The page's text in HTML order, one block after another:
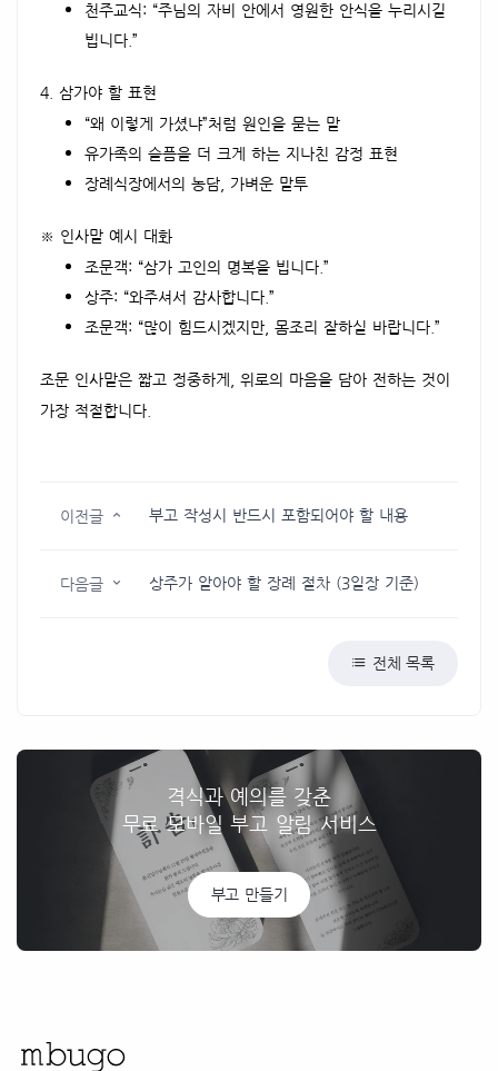
천주교식: “주님의 자비 안에서 영원한 안식을 누리시길
빕니다.”
4. 삼가야 할 표현
“왜 이렇게 가셨냐”처럼 원인을 묻는 말
유가족의 슬픔을 더 크게 하는 지나친 감정 표현
장례식장에서의 농담, 가벼운 말투
※ 인사말 예시 대화
조문객: “삼가 고인의 명복을 빕니다.”
상주: “와주셔서 감사합니다.”
조문객: “많이 힘드시겠지만, 몸조리 잘하실 바랍니다.”
조문 인사말은 짧고 정중하게, 위로의 마음을 담아 전하는 것이
가장 적절합니다.
이전글 부고 작성시 반드시 포함되어야 할 내용
다음글 상주가 알아야 할 장례 절차 (3일장 기준)
전체 목록
격식과 예의를 갖춘
무료 모바일 부고 알림 서비스
부고 만들기